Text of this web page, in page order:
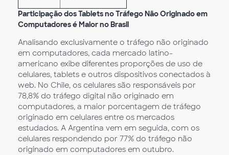
Participação dos Tablets no Tráfego Não Originado em
Computadores é Maior no Brasil
Analisando exclusivamente o tráfego não originado
em computadores, cada mercado latino-
americano exibe diferentes proporções de uso de
celulares, tablets e outros dispositivos conectados à
web. No Chile, os celulares são responsáveis por
78,8% do tráfego digital não originado em
computadores, a maior porcentagem de tráfego
originado em celulares entre os mercados
estudados. A Argentina vem em seguida, com os
celulares respondendo por 77% do tráfego não
originado em computadores em outubro.